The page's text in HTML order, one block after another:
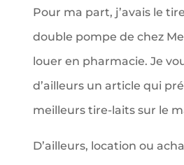
Pour ma part, j’avais le
double pompe de chez
louer en pharmacie. Je
d’ailleurs un article qui
meilleurs tire-laits sur le
D’ailleurs, location ou